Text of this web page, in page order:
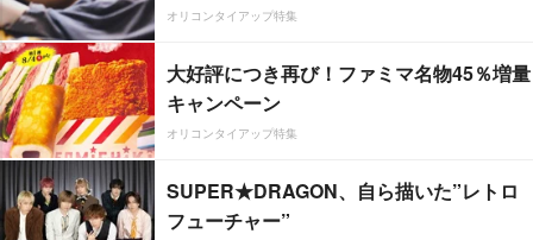
オリコンタイアップ特集
大好評につき再び！ファミマ名物45％増量
キャンペーン
オリコンタイアップ特集
SUPER★DRAGON、自ら描いた”レトロ
フューチャー”